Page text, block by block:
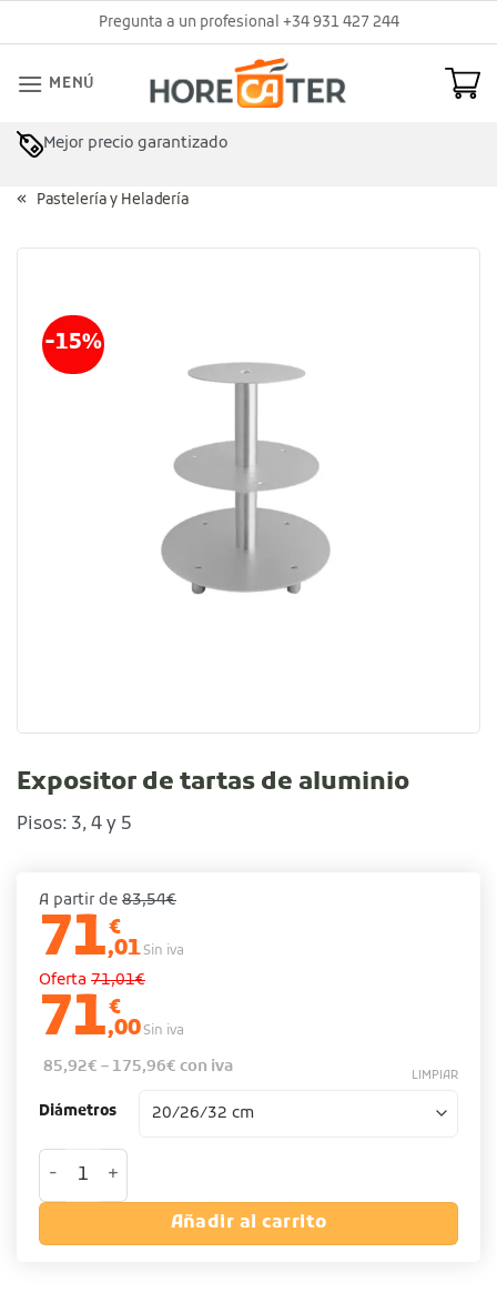
al
Pregunta a un profesional +34 931 427 244
MENÚ
Mejor precio garantizado
Pastelería y Heladería
-15%
Expositor de tartas de aluminio
Pisos: 3, 4 y 5
A partir de 83,54€
71€
,01Sin iva
Oferta 71,01€
71€
,00Sin iva
85,92€ – 175,96€ con iva
Diámetros
LIMPIAR
Expositor de tartas de aluminio cantidad
Añadir al carrito